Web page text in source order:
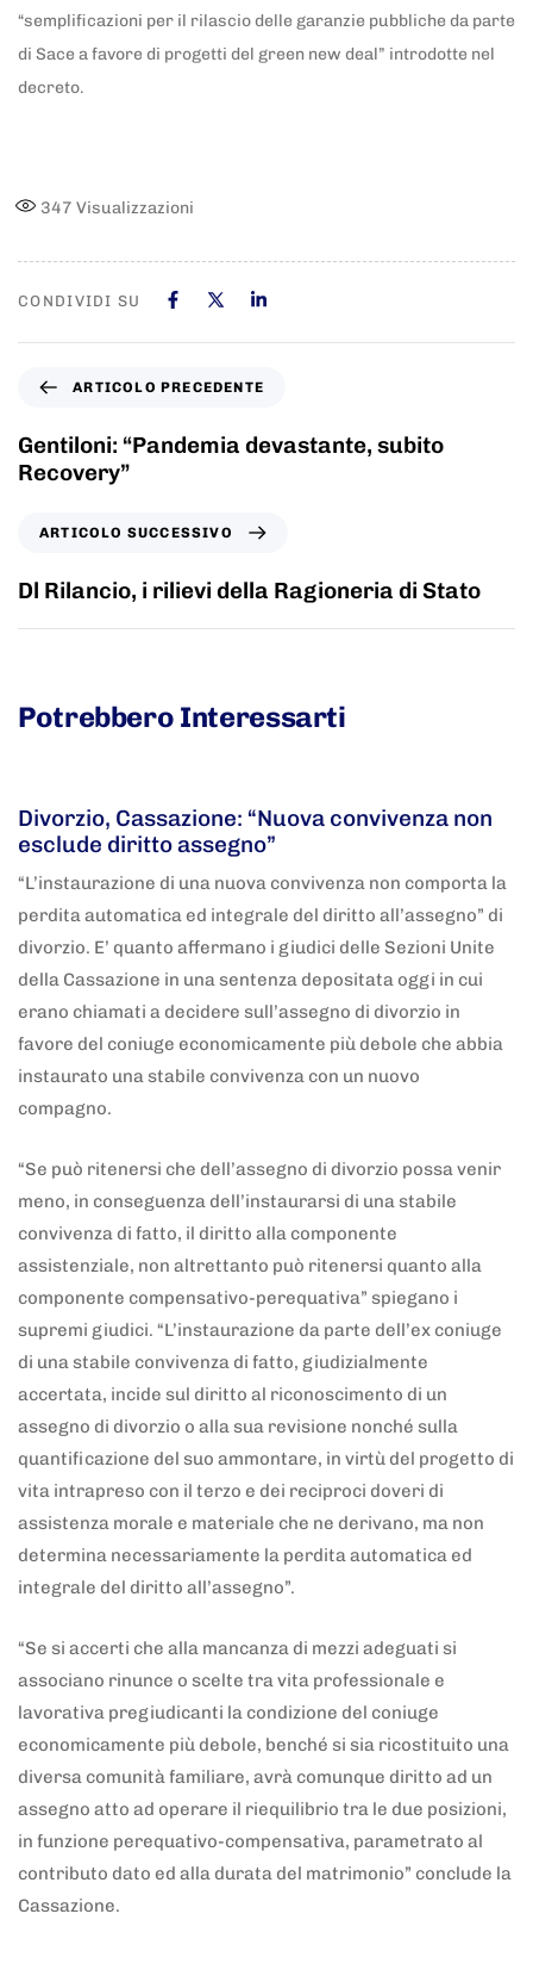
“semplificazioni per il rilascio delle garanzie pubbliche da parte
di Sace a favore di progetti del green new deal” introdotte nel
decreto.
347 Visualizzazioni
CONDIVIDI SU
ARTICOLO PRECEDENTE
Gentiloni: “Pandemia devastante, subito
Recovery”
ARTICOLO SUCCESSIVO
Dl Rilancio, i rilievi della Ragioneria di Stato
Potrebbero Interessarti
Divorzio, Cassazione: “Nuova convivenza non
esclude diritto assegno”
“L’instaurazione di una nuova convivenza non comporta la
perdita automatica ed integrale del diritto all’assegno” di
divorzio. E’ quanto affermano i giudici delle Sezioni Unite
della Cassazione in una sentenza depositata oggi in cui
erano chiamati a decidere sull’assegno di divorzio in
favore del coniuge economicamente più debole che abbia
instaurato una stabile convivenza con un nuovo
compagno.
“Se può ritenersi che dell’assegno di divorzio possa venir
meno, in conseguenza dell’instaurarsi di una stabile
convivenza di fatto, il diritto alla componente
assistenziale, non altrettanto può ritenersi quanto alla
componente compensativo-perequativa” spiegano i
supremi giudici. “L’instaurazione da parte dell’ex coniuge
di una stabile convivenza di fatto, giudizialmente
accertata, incide sul diritto al riconoscimento di un
assegno di divorzio o alla sua revisione nonché sulla
quantificazione del suo ammontare, in virtù del progetto di
vita intrapreso con il terzo e dei reciproci doveri di
assistenza morale e materiale che ne derivano, ma non
determina necessariamente la perdita automatica ed
integrale del diritto all’assegno”.
“Se si accerti che alla mancanza di mezzi adeguati si
associano rinunce o scelte tra vita professionale e
lavorativa pregiudicanti la condizione del coniuge
economicamente più debole, benché si sia ricostituito una
diversa comunità familiare, avrà comunque diritto ad un
assegno atto ad operare il riequilibrio tra le due posizioni,
in funzione perequativo-compensativa, parametrato al
contributo dato ed alla durata del matrimonio” conclude la
Cassazione.